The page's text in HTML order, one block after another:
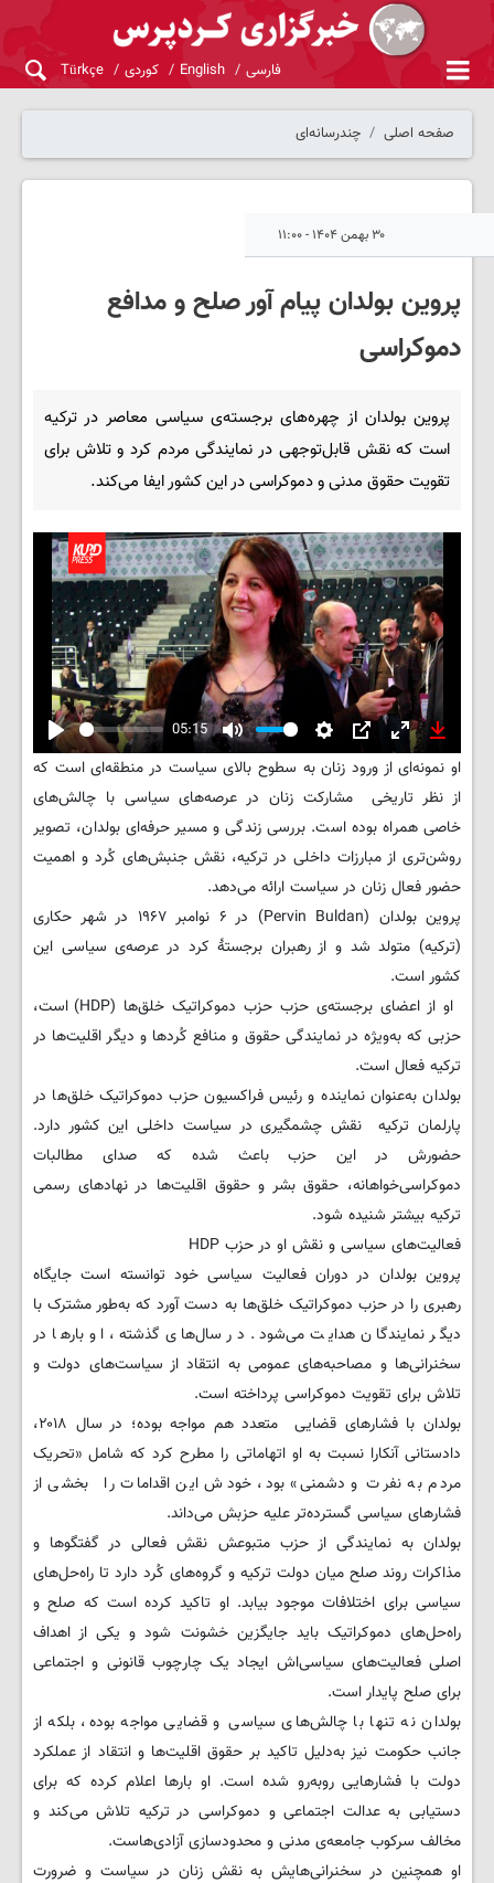
فارسی English کوردی Türkçe
صفحه اصلی چندرسانه‌ای
۳۰ بهمن ۱۴۰۴ - ۱۱:۰۰
پروین بولدان پیام آور صلح و مدافع
دموکراسی
پروین بولدان از چهره‌های برجسته‌ی سیاسی معاصر در ترکیه
است که نقش قابل‌توجهی در نمایندگی مردم کرد و تلاش برای
تقویت حقوق مدنی و دموکراسی در این کشور ایفا می‌کند.
Play
05:15
Mute Settings
PIP Enter
fullscreen
او نمونه‌ای از ورود زنان به سطوح بالای سیاست در منطقه‌ای است که
از نظر تاریخی مشارکت زنان در عرصه‌های سیاسی با چالش‌های
خاصی همراه بوده است. بررسی زندگی و مسیر حرفه‌ای بولدان، تصویر
روشن‌تری از مبارزات داخلی در ترکیه، نقش جنبش‌های کُرد و اهمیت
حضور فعال زنان در سیاست ارائه می‌دهد.
پروین بولدان (Pervin Buldan) در ۶ نوامبر ۱۹۶۷ در شهر حکاری
(ترکیه) متولد شد و از رهبران برجستهٔ کرد در عرصه‌ی سیاسی این
کشور است.
او از اعضای برجسته‌ی حزب حزب دموکراتیک خلق‌ها (HDP) است،
حزبی که به‌ویژه در نمایندگی حقوق و منافع کُردها و دیگر اقلیت‌ها در
ترکیه فعال است.
بولدان به‌عنوان نماینده و رئیس فراکسیون حزب دموکراتیک خلق‌ها در
پارلمان ترکیه نقش چشمگیری در سیاست داخلی این کشور دارد.
حضورش در این حزب باعث شده که صدای مطالبات
دموکراسی‌خواهانه، حقوق بشر و حقوق اقلیت‌ها در نهادهای رسمی
ترکیه بیشتر شنیده شود.
فعالیت‌های سیاسی و نقش او در حزب HDP
پروین بولدان در دوران فعالیت سیاسی خود توانسته است جایگاه
رهبری را در حزب دموکراتیک خلق‌ها به دست آورد که به‌طور مشترک با
دیگر نمایندگان هدایت می‌شود. در سال‌های گذشته، او بارها در
سخنرانی‌ها و مصاحبه‌های عمومی به انتقاد از سیاست‌های دولت و
تلاش برای تقویت دموکراسی پرداخته است.
بولدان با فشارهای قضایی متعدد هم مواجه بوده؛ در سال ۲۰۱۸،
دادستانی آنکارا نسبت به او اتهاماتی را مطرح کرد که شامل «تحریک
مردم به نفرت و دشمنی» بود، خودش این اقدامات را بخشی از
فشارهای سیاسی گسترده‌تر علیه حزبش می‌داند.
بولدان به نمایندگی از حزب متبوعش نقش فعالی در گفتگوها و
مذاکرات روند صلح میان دولت ترکیه و گروه‌های کُرد دارد تا راه‌حل‌های
سیاسی برای اختلافات موجود بیابد. او تاکید کرده است که صلح و
راه‌حل‌های دموکراتیک باید جایگزین خشونت شود و یکی از اهداف
اصلی فعالیت‌های سیاسی‌اش ایجاد یک چارچوب قانونی و اجتماعی
برای صلح پایدار است.
بولدان نه تنها با چالش‌های سیاسی و قضایی مواجه بوده، بلکه از
جانب حکومت نیز به‌دلیل تاکید بر حقوق اقلیت‌ها و انتقاد از عملکرد
دولت با فشارهایی روبه‌رو شده است. او بارها اعلام کرده که برای
دستیابی به عدالت اجتماعی و دموکراسی در ترکیه تلاش می‌کند و
مخالف سرکوب جامعه‌ی مدنی و محدودسازی آزادی‌هاست.
او همچنین در سخنرانی‌هایش به نقش زنان در سیاست و ضرورت